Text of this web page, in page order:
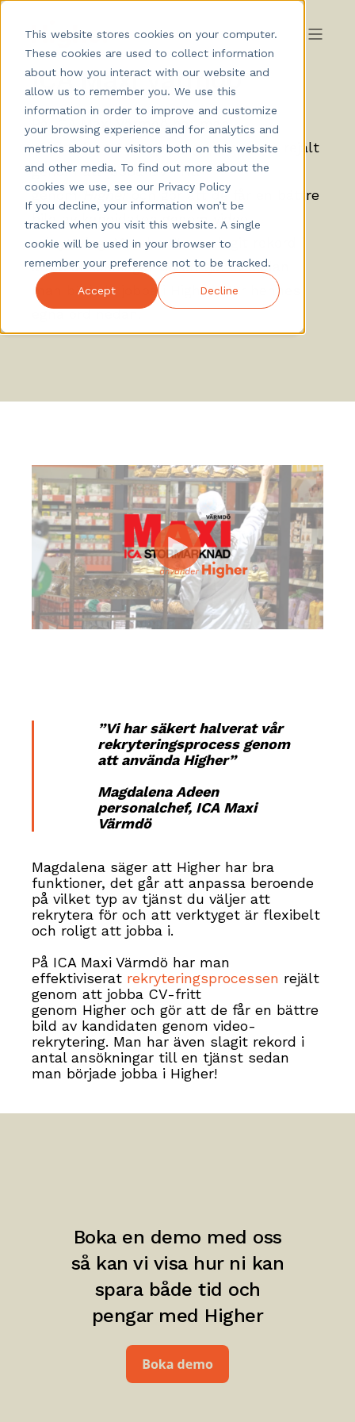
This website stores cookies on your computer.
These cookies are used to collect information
about how you interact with our website and
allow us to remember you. We use this
information in order to improve and customize
your browsing experience and for analytics and
metrics about our visitors both on this website
and other media. To find out more about the
cookies we use, see our Privacy Policy
If you decline, your information won’t be
tracked when you visit this website. A single
cookie will be used in your browser to
remember your preference not to be tracked.
Accept Decline
ICA Maxi Värmdö
På ICA Maxi Värmdö har man
effektiviseratrekryteringsprocessen rejält
genom att jobba CV-fritt
genomHigheroch gör att de får en bättre
bild av kandidaten genom video-
rekrytering. Man har även slagit rekord i
antal ansökningar till en tjänst sedan
man började jobba i
Higher! Hör hennes
egna ord nedan.
”Vi har säkert halverat vår
rekryteringsprocess genom
att använda Higher”
Magdalena Adeen
personalchef, ICA Maxi
Värmdö
Magdalena säger att Higher har bra
funktioner, det går att anpassa beroende
på vilket typ av tjänst du väljer att
rekrytera för och att verktyget är flexibelt
och roligt att jobba i.
På ICA Maxi Värmdö har man
effektiviserat rekryteringsprocessen rejält
genom att jobba CV-fritt
genom Higher och gör att de får en bättre
bild av kandidaten genom video-
rekrytering. Man har även slagit rekord i
antal ansökningar till en tjänst sedan
man började jobba i Higher!
Boka en demo med oss
så kan vi visa hur ni kan
spara både tid och
pengar med Higher